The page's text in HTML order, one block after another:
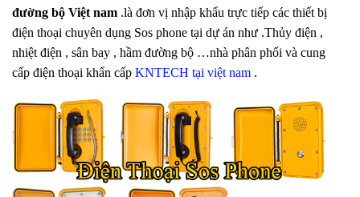
đường bộ Việt nam .là đơn vị nhập khẩu trực tiếp các thiết bị
điện thoại chuyên dụng Sos phone tại dự án như .Thủy điện ,
nhiệt điện , sân bay , hầm đường bộ …nhà phân phối và cung
cấp điện thoại khẩn cấp KNTECH tại việt nam .